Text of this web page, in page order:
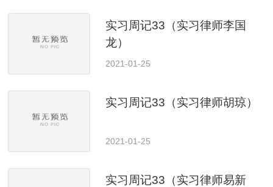
实习周记33（实习律师李国
龙）
2021-01-25
实习周记33（实习律师胡琼）
2021-01-25
实习周记33（实习律师易新